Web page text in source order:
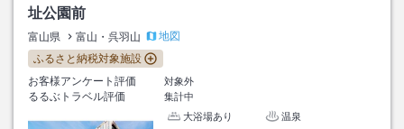
址公園前
富山県 富山・呉羽山
地図
ふるさと納税対象施設
お客様アンケート評価
対象外
るるぶトラベル評価
集計中
大浴場あり
温泉